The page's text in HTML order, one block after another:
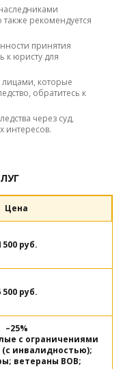
рекомендуется
принятия
к юристу для
лицами, которые
обратитесь к
через суд,
интересов.
Цена
500 руб.
500 руб.
–25%
с ограничениями
инвалидностью);
ветераны ВОВ;